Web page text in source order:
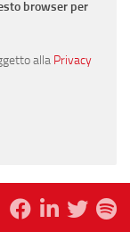
browser per
alla Privacy